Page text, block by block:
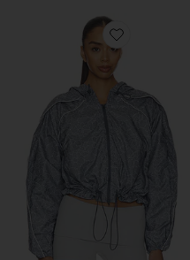
Favorite КУРТКА